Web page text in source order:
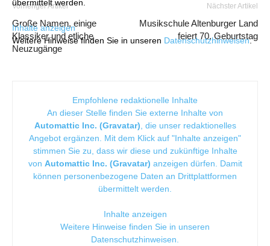
übermittelt werden.
Inhalte anzeigen
Weitere Hinweise finden Sie in unseren Datenschutzhinweisen.
Vorheriger Artikel
Große Namen, einige
Klassiker und etliche
Neuzugänge
Nächster Artikel
Musikschule Altenburger Land
feiert 70. Geburtstag
Empfohlene redaktionelle Inhalte
An dieser Stelle finden Sie externe Inhalte von
Automattic Inc. (Gravatar) , die unser redaktionelles
Angebot ergänzen. Mit dem Klick auf "Inhalte anzeigen"
stimmen Sie zu, dass wir diese und zukünftige Inhalte
von Automattic Inc. (Gravatar) anzeigen dürfen. Damit
können personenbezogene Daten an Drittplattformen
übermittelt werden.
Inhalte anzeigen
Weitere Hinweise finden Sie in unseren
Datenschutzhinweisen